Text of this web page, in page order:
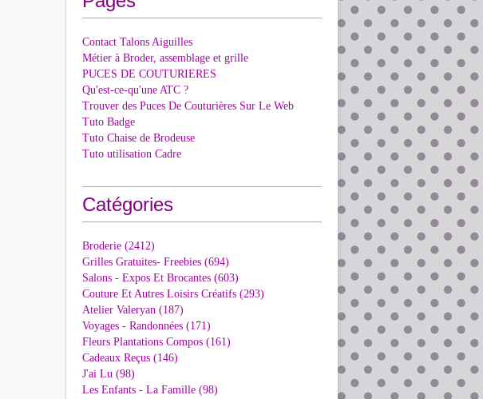
Contact Talons Aiguilles
Métier à Broder, assemblage et grille
PUCES DE COUTURIERES
Qu'est-ce-qu'une ATC ?
Trouver des Puces De Couturières Sur Le Web
Tuto Badge
Tuto Chaise de Brodeuse
Tuto utilisation Cadre
Catégories
Broderie (2412)
Grilles Gratuites- Freebies (694)
Salons - Expos Et Brocantes (603)
Couture Et Autres Loisirs Créatifs (293)
Atelier Valeryan (187)
Voyages - Randonnées (171)
Fleurs Plantations Compos (161)
Cadeaux Reçus (146)
J'ai Lu (98)
Les Enfants - La Famille (98)